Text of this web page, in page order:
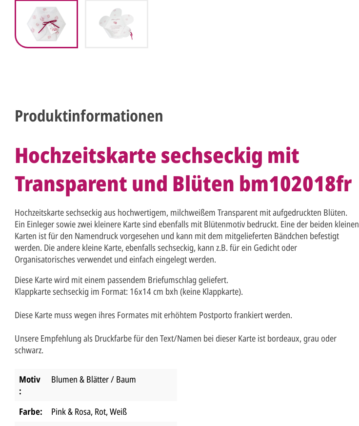
Produktinformationen
Hochzeitskarte sechseckig mit
Transparent und Blüten bm102018fr
Hochzeitskarte sechseckig aus hochwertigem, milchweißem Transparent mit aufgedruckten Blüten.
Ein Einleger sowie zwei kleinere Karte sind ebenfalls mit Blütenmotiv bedruckt. Eine der beiden kleinen
Karten ist für den Namendruck vorgesehen und kann mit dem mitgelieferten Bändchen befestigt
werden. Die andere kleine Karte, ebenfalls sechseckig, kann z.B. für ein Gedicht oder
Organisatorisches verwendet und einfach eingelegt werden.
Diese Karte wird mit einem passendem Briefumschlag geliefert.
Klappkarte sechseckig im Format: 16x14 cm bxh (keine Klappkarte).
Diese Karte muss wegen ihres Formates mit erhöhtem Postporto frankiert werden.
Unsere Empfehlung als Druckfarbe für den Text/Namen bei dieser Karte ist bordeaux, grau oder
schwarz.
Motiv
:
Blumen & Blätter / Baum
Farbe: Pink & Rosa, Rot, Weiß